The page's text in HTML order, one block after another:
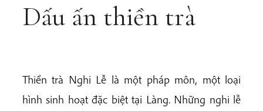
Dấu ấn thiền trà
Thiền trà Nghi Lễ là một pháp môn, một loại
hình sinh hoạt đặc biệt tại Làng. Những nghi lễ